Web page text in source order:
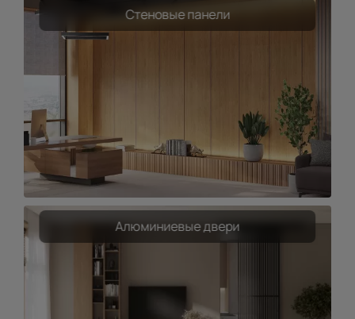
Стеновые панели
Алюминиевые двери